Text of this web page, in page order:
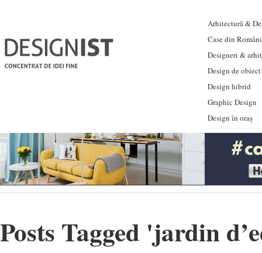
Arhitectură &
Case din
Designeri &
Design de obiect
Design hibrid
Graphic Design
Design în oraș
Posts Tagged 'jardin